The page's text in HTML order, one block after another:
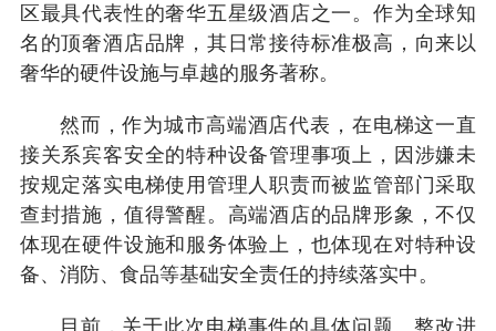
区最具代表性的奢华五星级酒店之一。作为全球知
名的顶奢酒店品牌，其日常接待标准极高，向来以
奢华的硬件设施与卓越的服务著称。
然而，作为城市高端酒店代表，在电梯这一直
接关系宾客安全的特种设备管理事项上，因涉嫌未
按规定落实电梯使用管理人职责而被监管部门采取
查封措施，值得警醒。高端酒店的品牌形象，不仅
体现在硬件设施和服务体验上，也体现在对特种设
备、消防、食品等基础安全责任的持续落实中。
目前，关于此次电梯事件的具体问题、整改进